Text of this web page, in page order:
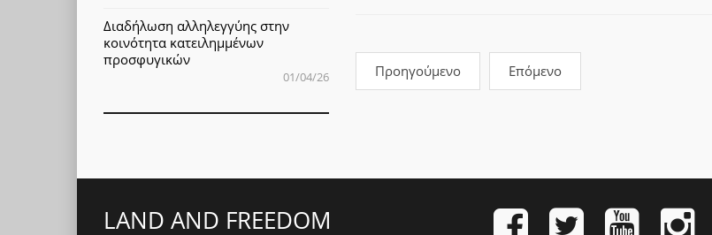
Προηγούμενο Επόμενο
Διαδήλωση αλληλεγγύης στην
κοινότητα κατειλημμένων
προσφυγικών
01/04/26
LAND AND FREEDOM